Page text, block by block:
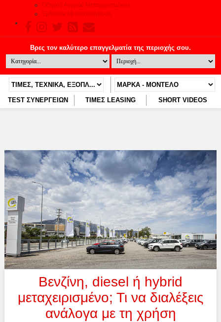
Οδηγός Αγοράς Μεταχειρισμένου
Έμποροι Μεταχειρισμένων
TEST ΣΥΝΕΡΓΕΙΩΝ ΤΙΜΕΣ LEASING SHORT VIDEOS
Βενζίνη, diesel ή hybrid
μεταχειρισμένο; Τι να διαλέξεις
ανάλογα με τη χρήση